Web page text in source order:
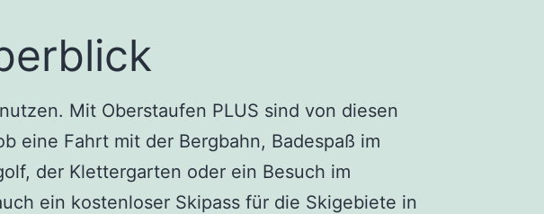
Mit Oberstaufen PLUS sind von diesen
eine Fahrt mit der Bergbahn, Badespaß im
der Klettergarten oder ein Besuch im
ein kostenloser Skipass für die Skigebiete in